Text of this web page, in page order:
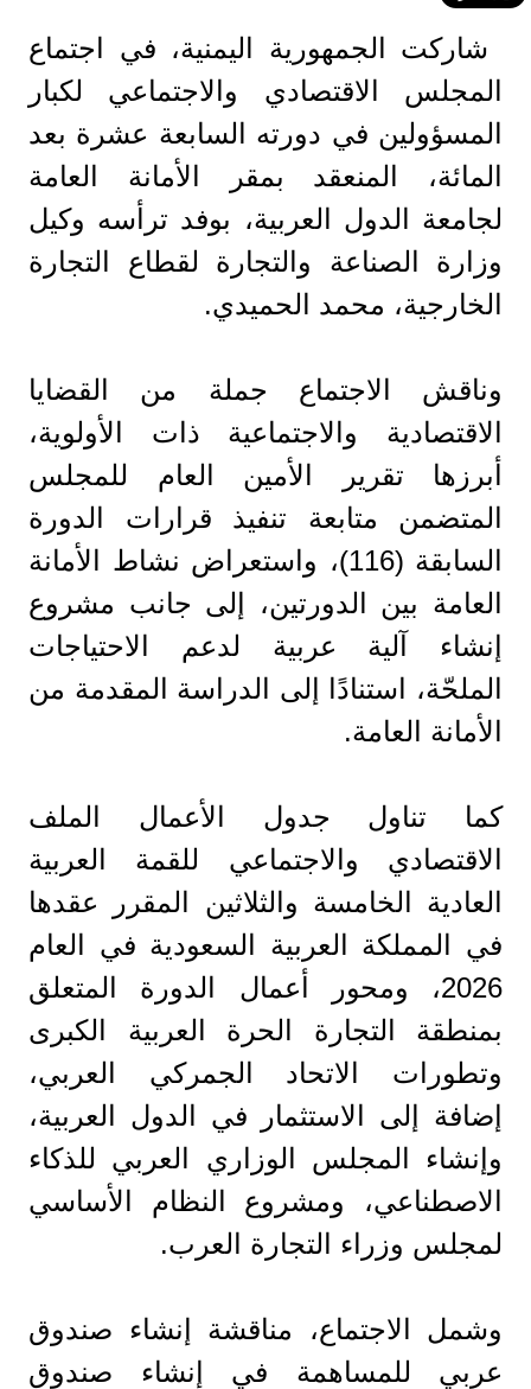
شاركت الجمهورية اليمنية، في اجتماع
المجلس الاقتصادي والاجتماعي لكبار
المسؤولين في دورته السابعة عشرة بعد
المائة، المنعقد بمقر الأمانة العامة
لجامعة الدول العربية، بوفد ترأسه وكيل
وزارة الصناعة والتجارة لقطاع التجارة
الخارجية، محمد الحميدي.
وناقش الاجتماع جملة من القضايا
الاقتصادية والاجتماعية ذات الأولوية،
أبرزها تقرير الأمين العام للمجلس
المتضمن متابعة تنفيذ قرارات الدورة
السابقة (116)، واستعراض نشاط الأمانة
العامة بين الدورتين، إلى جانب مشروع
إنشاء آلية عربية لدعم الاحتياجات
الملحّة، استنادًا إلى الدراسة المقدمة من
الأمانة العامة.
كما تناول جدول الأعمال الملف
الاقتصادي والاجتماعي للقمة العربية
العادية الخامسة والثلاثين المقرر عقدها
في المملكة العربية السعودية في العام
2026، ومحور أعمال الدورة المتعلق
بمنطقة التجارة الحرة العربية الكبرى
وتطورات الاتحاد الجمركي العربي،
إضافة إلى الاستثمار في الدول العربية،
وإنشاء المجلس الوزاري العربي للذكاء
الاصطناعي، ومشروع النظام الأساسي
لمجلس وزراء التجارة العرب.
وشمل الاجتماع، مناقشة إنشاء صندوق
عربي للمساهمة في إنشاء صندوق